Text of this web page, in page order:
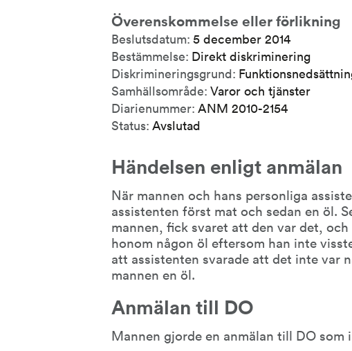
Överenskommelse eller förlikning
Beslutsdatum: 5 december 2014
Bestämmelse: Direkt diskriminering
Diskrimineringsgrund:
Samhällsområde: Varor och tjänster
Diarienummer: ANM 2010-2154
Status: Avslutad
Händelsen enligt anmälan
När mannen och hans personliga
assistenten först mat och sedan en öl.
mannen, fick svaret att den var det,
honom någon öl eftersom han inte
att assistenten svarade att det inte var
mannen en öl.
Anmälan till DO
Mannen gjorde en anmälan till DO som